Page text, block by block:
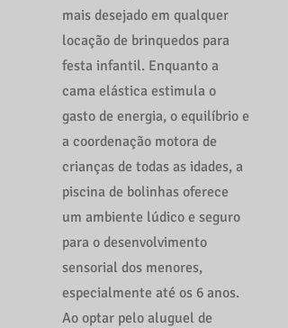
mais desejado em qualquer
locação de brinquedos para
festa infantil. Enquanto a
cama elástica estimula o
gasto de energia, o equilíbrio e
a coordenação motora de
crianças de todas as idades, a
piscina de bolinhas oferece
um ambiente lúdico e seguro
para o desenvolvimento
sensorial dos menores,
especialmente até os 6 anos.
Ao optar pelo aluguel de